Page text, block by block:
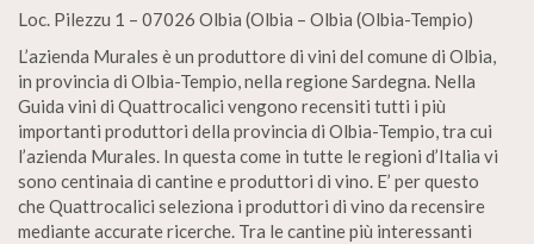
Loc. Pilezzu 1 – 07026 Olbia (Olbia – Olbia (Olbia-Tempio)
L’azienda Murales è un produttore di vini del comune di Olbia,
in provincia di Olbia-Tempio, nella regione Sardegna. Nella
Guida vini di Quattrocalici vengono recensiti tutti i più
importanti produttori della provincia di Olbia-Tempio, tra cui
l’azienda Murales. In questa come in tutte le regioni d’Italia vi
sono centinaia di cantine e produttori di vino. E’ per questo
che Quattrocalici seleziona i produttori di vino da recensire
mediante accurate ricerche. Tra le cantine più interessanti